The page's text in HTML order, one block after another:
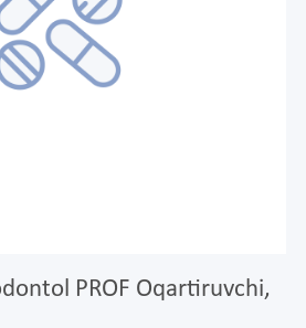
PROF Oqartiruvchi,